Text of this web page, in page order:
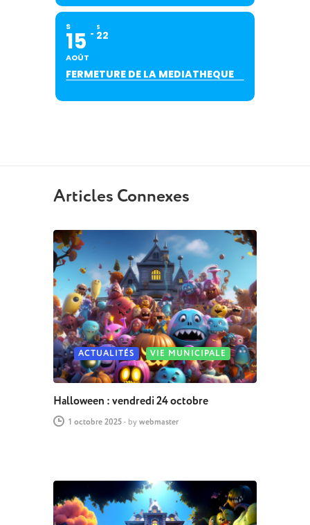
S
15
AOÛT
S
22
FERMETURE DE LA MEDIATHEQUE
Articles Connexes
ACTUALITÉS VIE MUNICIPALE
Halloween : vendredi 24 octobre
1 octobre 2025- by webmaster